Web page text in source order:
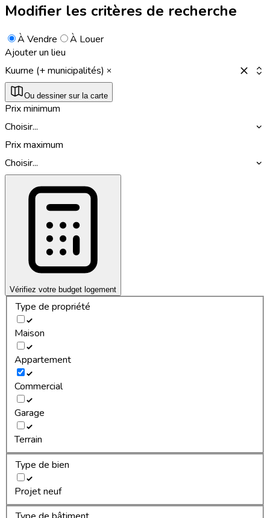
Modifier les critères de recherche
À Vendre
À Louer
Ajouter un lieu
Kuurne (+ municipalités)
Ou dessiner sur la carte
Prix minimum
Choisir...
Prix maximum
Choisir...
Vérifiez votre budget logement
Type de propriété
Maison
Appartement
Commercial
Garage
Terrain
Type de bien
Projet neuf